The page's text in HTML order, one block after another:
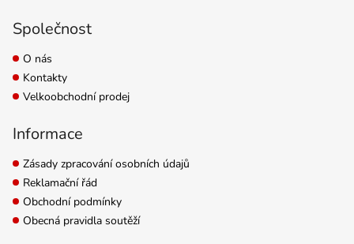
Společnost
O nás
Kontakty
Velkoobchodní prodej
Informace
Zásady zpracování osobních údajů
Reklamační řád
Obchodní podmínky
Obecná pravidla soutěží